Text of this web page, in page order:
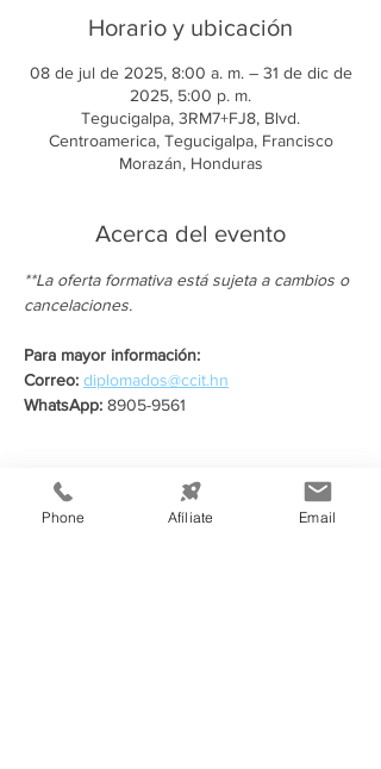
Horario y ubicación
08 de jul de 2025, 8:00 a. m. – 31 de dic de
2025, 5:00 p. m.
Tegucigalpa, 3RM7+FJ8, Blvd.
Centroamerica, Tegucigalpa, Francisco
Morazán, Honduras
Acerca del evento
**La oferta formativa está sujeta a cambios o
cancelaciones.
Para mayor información:
Correo: diplomados@ccit.hn
WhatsApp: 8905-9561
Compartir este evento
Phone Afíliate Email